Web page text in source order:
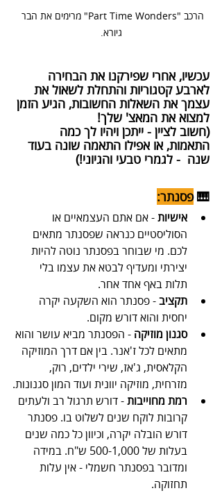
הרכב "Part Time Wonders" מרימים את הבר
גיורא.
עכשיו, אחרי שפירקנו את הבחירה
לארבע קטגוריות והתחלת לשאול את
עצמך את השאלות החשובות, הגיע הזמן
למצוא את המאצ' שלך!
(חשוב לציין - ייתכן ויהיו לך כמה
התאמות, או אפילו התאמה שונה בעוד
שנה  - לגמרי טבעי והגיוני!)
🎹 פסנתר:
אישיות - אם אתם העצמאיים או
הסוליסטיים כנראה שפסנתר מתאים
לכם. מי שבוחר בפסנתר נוטה להיות
יצירתי ומעדיף לבטא את עצמו בלי
תלות באף אחד אחר.
תקציב - פסנתר הוא השקעה יקרה
יחסית והוא דורש מקום.
סגנון מוזיקה - הפסנתר מביא עושר והוא
מתאים לכל ז'אנר. בין אם דרך המוזיקה
הקלאסית, ג'אז, שירי ילדים, רוק,
מזרחית, מוזיקה יוונית ועוד המון סגנונות.
רמת מחוייבות - דורש תרגול רב ולעתים
קרובות לוקח שנים לשלוט בו. פסנתר
דורש הובלה יקרה, וכיוון כל כמה שנים
בעלות של 500-1,000 ש"ח. במידה
ומדובר בפסנתר חשמלי - אין עלות
תחזוקה.